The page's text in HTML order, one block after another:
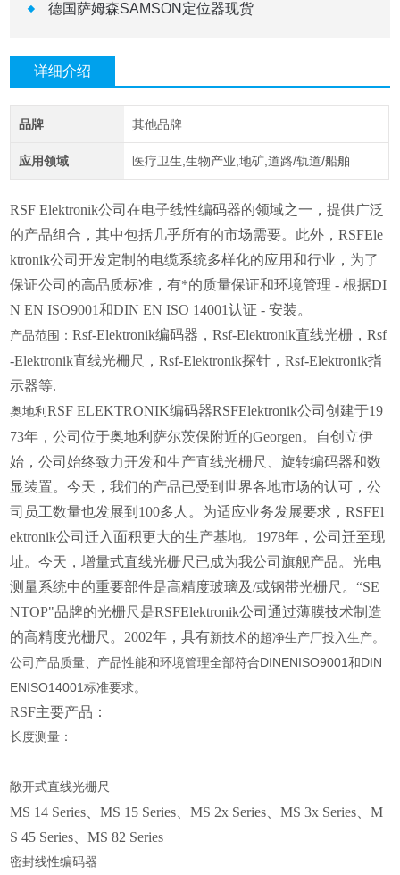
德国萨姆森SAMSON定位器现货
详细介绍
品牌 其他品牌
应用领域 医疗卫生,生物产业,地矿,道路/轨道/船舶
RSF Elektronik公司在电子线性编码器的领域之一，提供广泛
的产品组合，其中包括几乎所有的市场需要。此外，RSFEle
ktronik公司开发定制的电缆系统多样化的应用和行业，为了
保证公司的高品质标准，有*的质量保证和环境管理 - 根据DI
N EN ISO9001和DIN EN ISO 14001认证 - 安装。
产品范围：Rsf-Elektronik编码器，Rsf-Elektronik直线光栅，Rsf
-Elektronik直线光栅尺，Rsf-Elektronik探针，Rsf-Elektronik指
示器等.
奥地利RSF ELEKTRONIK编码器RSFElektronik公司创建于19
73年，公司位于奥地利萨尔茨保附近的Georgen。自创立伊
始，公司始终致力开发和生产直线光栅尺、旋转编码器和数
显装置。今天，我们的产品已受到世界各地市场的认可，公
司员工数量也发展到100多人。为适应业务发展要求，RSFEl
ektronik公司迁入面积更大的生产基地。1978年，公司迁至现
址。今天，增量式直线光栅尺已成为我公司旗舰产品。光电
测量系统中的重要部件是高精度玻璃及/或钢带光栅尺。“SE
NTOP"品牌的光栅尺是RSFElektronik公司通过薄膜技术制造
的高精度光栅尺。2002年，具有新技术的超净生产厂投入生产。
公司产品质量、产品性能和环境管理全部符合DINENISO9001和DIN
ENISO14001标准要求。
RSF主要产品：
长度测量：
敞开式直线光栅尺
MS 14 Series、MS 15 Series、MS 2x Series、MS 3x Series、M
S 45 Series、MS 82 Series
密封线性编码器